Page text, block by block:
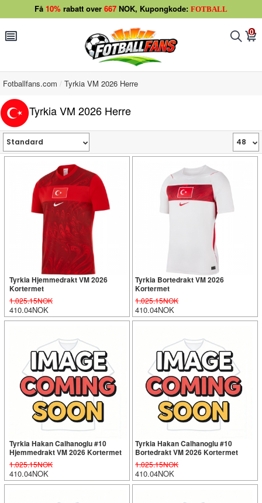
Få 10% rabatt over 667 NOK, Kupongkode: FOTBALL
󰂩 󰂨 0
󰃦
Fotballfans.com Tyrkia VM 2026 Herre
Tyrkia VM 2026 Herre
Tyrkia Hjemmedrakt VM 2026
Kortermet
1.025.15NOK
410.04NOK
Tyrkia Bortedrakt VM 2026
Kortermet
1.025.15NOK
410.04NOK
Tyrkia Hakan Calhanoglu #10
Hjemmedrakt VM 2026 Kortermet
1.025.15NOK
410.04NOK
Tyrkia Hakan Calhanoglu #10
Bortedrakt VM 2026 Kortermet
1.025.15NOK
410.04NOK